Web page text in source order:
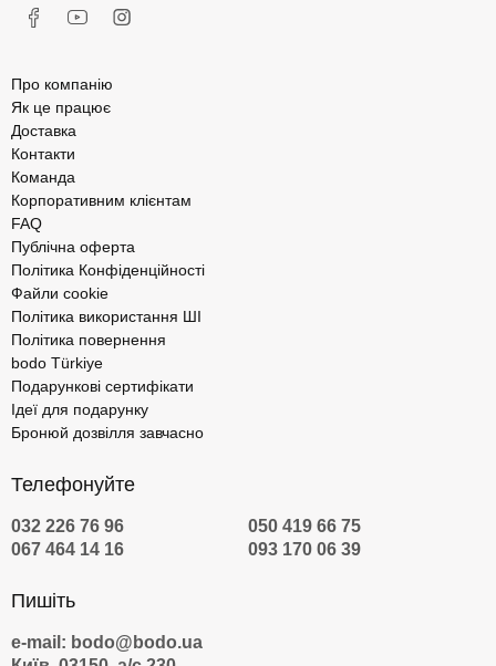
Про компанію
Як це працює
Доставка
Контакти
Команда
Корпоративним клієнтам
FAQ
Публічна оферта
Політика Конфіденційності
Файли cookie
Політика використання ШІ
Політика повернення
bodo Türkiye
Подарункові сертифікати
Ідеї для подарунку
Бронюй дозвілля завчасно
Телефонуйте
032 226 76 96
050 419 66 75
067 464 14 16
093 170 06 39
Пишіть
e-mail: bodo@bodo.ua